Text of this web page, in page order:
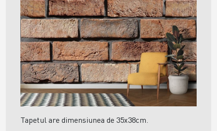
Tapetul are dimensiunea de 35x38cm.